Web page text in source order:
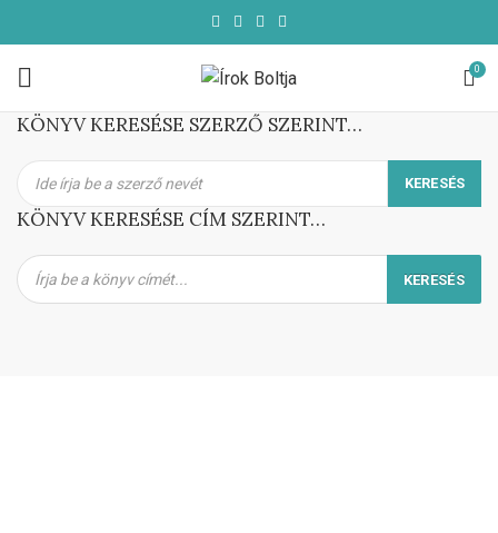
0
KÖNYV KERESÉSE SZERZŐ SZERINT…
KÖNYV KERESÉSE CÍM SZERINT…
Products
search
KERESÉS